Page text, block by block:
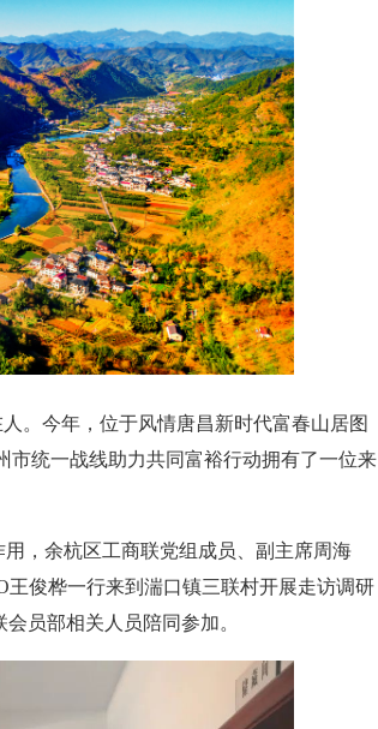
。今年，位于风情唐昌新时代富春山居图
市统一战线助力共同富裕行动拥有了一位来
，余杭区工商联党组成员、副主席周海
俊桦一行来到湍口镇三联村开展走访调研
员部相关人员陪同参加。